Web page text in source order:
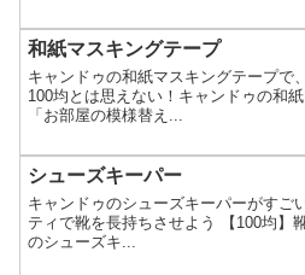
和紙マスキングテープ
キャンドゥの和紙マスキングテープで
100均とは思えない！キャンドゥの和
「お部屋の模様替え...
シューズキーパー
キャンドゥのシューズキーパーがすご
ティで靴を長持ちさせよう 【100均】
のシューズキ...